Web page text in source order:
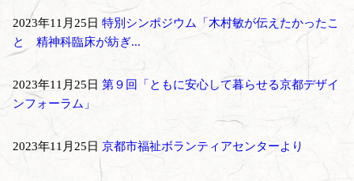
2023年11月25日 特別シンポジウム「木村敏が伝えたかったこ
と 精神科臨床が紡ぎ...
2023年11月25日 第９回「ともに安心して暮らせる京都デザイ
ンフォーラム」
2023年11月25日 京都市福祉ボランティアセンターより